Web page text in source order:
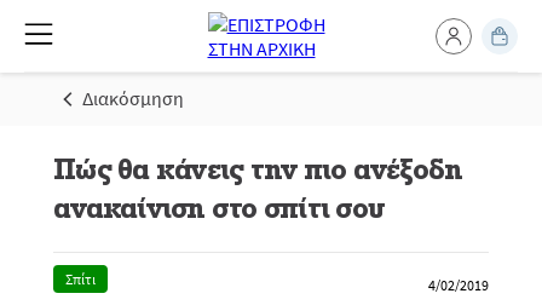
Διακόσμηση
Πώς θα κάνεις την πιο ανέξοδη
ανακαίνιση στο σπίτι σου
Σπίτι 4/02/2019